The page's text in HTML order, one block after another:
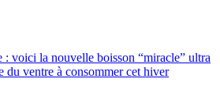
: voici la nouvelle boisson “miracle” ultra
du ventre à consommer cet hiver